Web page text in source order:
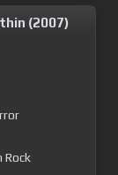
(2007)
Rock